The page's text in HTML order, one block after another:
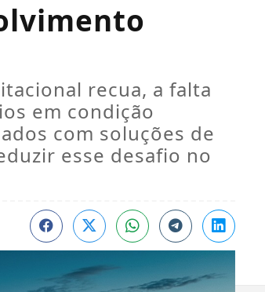
recua, a falta
em condição
com soluções de
esse desafio no